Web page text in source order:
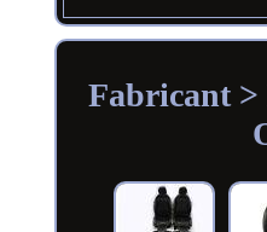
Fabricant